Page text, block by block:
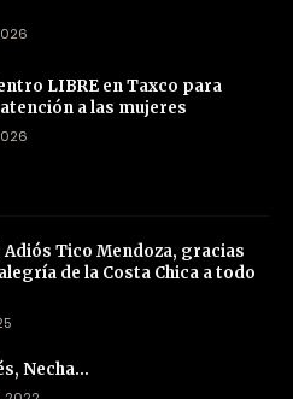
LIBRE en Taxco para
a las mujeres
Adiós Tico Mendoza, gracias
de la Costa Chica a todo
Necha…